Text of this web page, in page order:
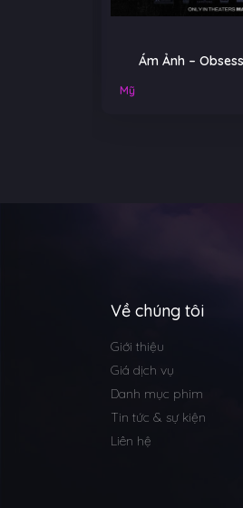
Ám Ảnh –
Mỹ
Về chúng tôi
Giới thiệu
Giá dịch vụ
Danh mục phim
Tin tức & sự kiện
Liên hệ